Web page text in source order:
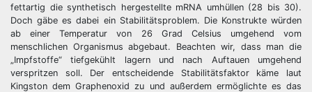
fettartig die synthetisch hergestellte mRNA umhüllen (28 bis 30).
Doch gäbe es dabei ein Stabilitätsproblem. Die Konstrukte würden
ab einer Temperatur von 26 Grad Celsius umgehend vom
menschlichen Organismus abgebaut. Beachten wir, dass man die
„Impfstoffe“ tiefgekühlt lagern und nach Auftauen umgehend
verspritzen soll. Der entscheidende Stabilitätsfaktor käme laut
Kingston dem Graphenoxid zu und außerdem ermöglichte es das